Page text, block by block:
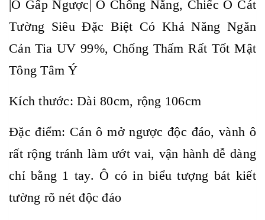
|Ô Gấp Ngược| Ô Chống Nắng, Chiếc Ô Cát
Tường Siêu Đặc Biệt Có Khả Năng Ngăn
Cản Tia UV 99%, Chống Thấm Rất Tốt Mật
Tông Tâm Ý
Kích thước: Dài 80cm, rộng 106cm
Đặc điểm: Cán ô mở ngược độc đáo, vành ô
rất rộng tránh làm ướt vai, vận hành dễ dàng
chỉ bằng 1 tay. Ô có in biểu tượng bát kiết
tường rõ nét độc đáo